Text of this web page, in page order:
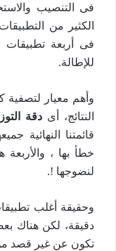
فى التنصيب
الكثير من
فى أربعة تطبيقات
للإطالة.
وأهم معيار لتصفية
النتائج، أى دقة
قائمتنا النهائية
خطأ بها ،
لنضوجها !.
وحقيقة أغلب
دقيقة، لكن هناك
تكون عن غير قصد